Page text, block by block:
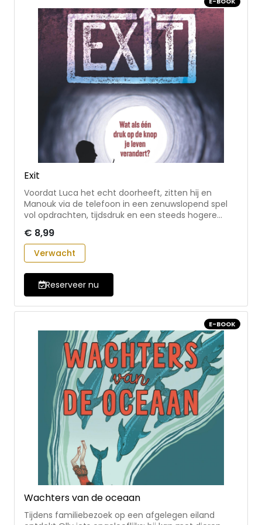
Exit
Voordat Luca het echt doorheeft, zitten hij en
Manouk via de telefoon in een zenuwslopend spel
vol opdrachten, tijdsdruk en een steeds hogere
keren zich van hem af en zijn cijfers kelderen. Maar
wanneer hij en Manouk willen stoppen, volgen er
bedreigingen ... - thema's: vriendschap, intimidatie,
keuzes maken, moed om nee te zeggen - voor 12-
16 jaar
€ 8,99
Verwacht
Reserveer nu
E-BOOK
Wachters van de oceaan
Tijdens familiebezoek op een afgelegen eiland